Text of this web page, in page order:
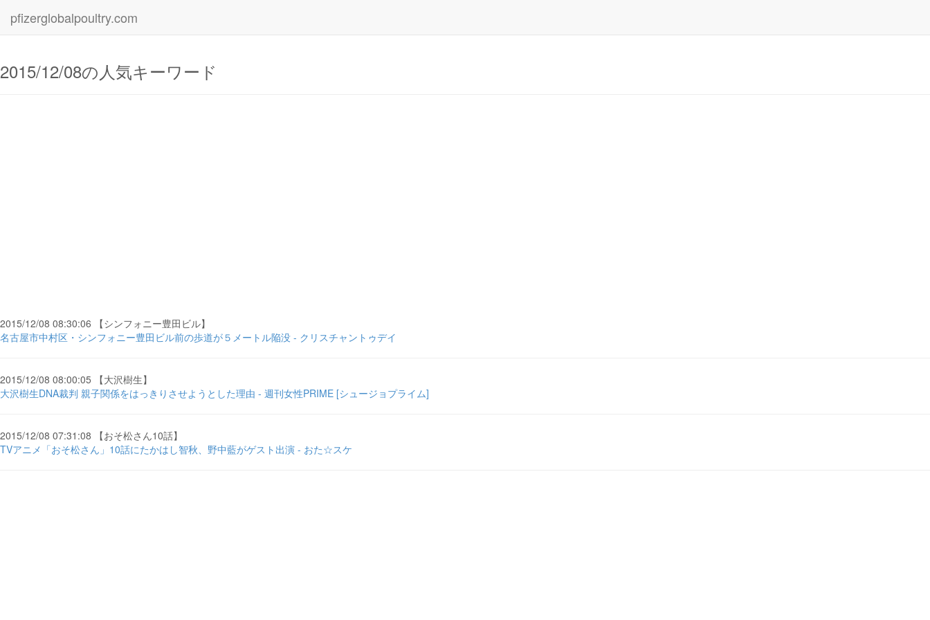
pfizerglobalpoultry.com
2015/12/08の人気キーワード
2015/12/08 08:30:06 【シンフォニー豊田ビル】
名古屋市中村区・シンフォニー豊田ビル前の歩道が５メートル陥没 - クリスチャントゥデイ
2015/12/08 08:00:05 【大沢樹生】
大沢樹生DNA裁判 親子関係をはっきりさせようとした理由 - 週刊女性PRIME [シュージョプライム]
2015/12/08 07:31:08 【おそ松さん10話】
TVアニメ「おそ松さん」10話にたかはし智秋、野中藍がゲスト出演 - おた☆スケ